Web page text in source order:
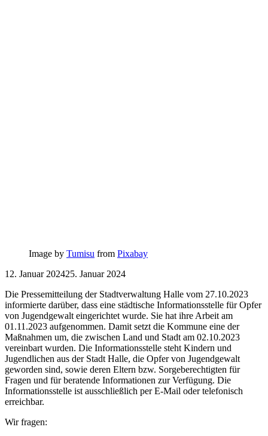
Image by Tumisu from Pixabay
12. Januar 202425. Januar 2024
Die Pressemitteilung der Stadtverwaltung Halle vom 27.10.2023
informierte darüber, dass eine städtische Informationsstelle für Opfer
von Jugendgewalt eingerichtet wurde. Sie hat ihre Arbeit am
01.11.2023 aufgenommen. Damit setzt die Kommune eine der
Maßnahmen um, die zwischen Land und Stadt am 02.10.2023
vereinbart wurden. Die Informationsstelle steht Kindern und
Jugendlichen aus der Stadt Halle, die Opfer von Jugendgewalt
geworden sind, sowie deren Eltern bzw. Sorgeberechtigten für
Fragen und für beratende Informationen zur Verfügung. Die
Informationsstelle ist ausschließlich per E-Mail oder telefonisch
erreichbar.
Wir fragen: